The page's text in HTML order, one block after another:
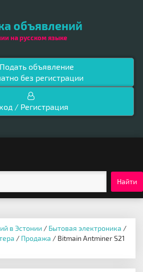
объявлений
на русском языке
Подать объявление
без регистрации
/ Регистрация
Найти
в Эстонии / Бытовая электроника /
/ Продажа / Bitmain Antminer S21